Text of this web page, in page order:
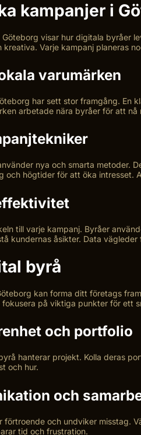
kampanjer i
visar hur digitala byråer
kreativa. Varje kampanj planeras
varumärken
har sett stor framgång. En
arbetade nära byråer för att
nya och smarta metoder.
och högtider för att öka intresset.
till varje kampanj. Byråer
kundernas åsikter. Data
byrå
kan forma ditt företags
på viktiga punkter för ett
och portfolio
hanterar projekt. Kolla deras
och hur.
och
förtroende och undviker misstag.
tid och frustration.